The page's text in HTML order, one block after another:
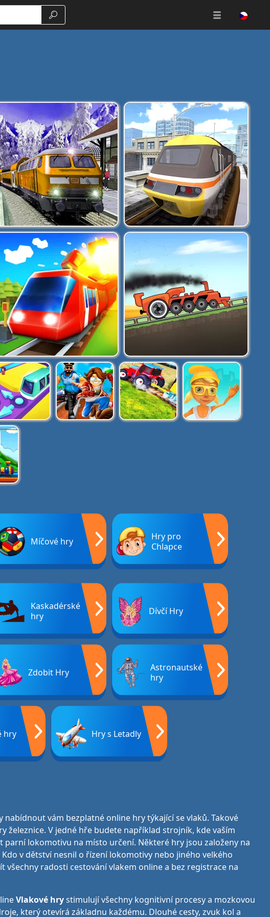
Vyhledávání
Míčové hry
Hry pro
Chlapce
Kaskadérské
hry
Dívčí Hry
Zdobit Hry
Astronautské
hry
hry Hry s Letadly
vám bezplatné online hry týkající se vlaků. Takové
železnice. V jedné hře budete například strojník, kde vaším
lokomotivu na místo určení. Některé hry jsou založeny na
v dětství nesnil o řízení lokomotivy nebo jiného velkého
všechny radosti cestování vlakem online a bez registrace na
Vlakové hrystimulují všechny kognitivní procesy a mozkovou
který otevírá základnu každému. Dlouhé cesty, zvuk kol a